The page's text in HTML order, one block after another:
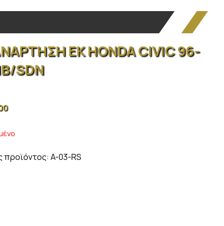
EK HONDA CIVIC 96-
SDN
προϊόντος: A-03-RS